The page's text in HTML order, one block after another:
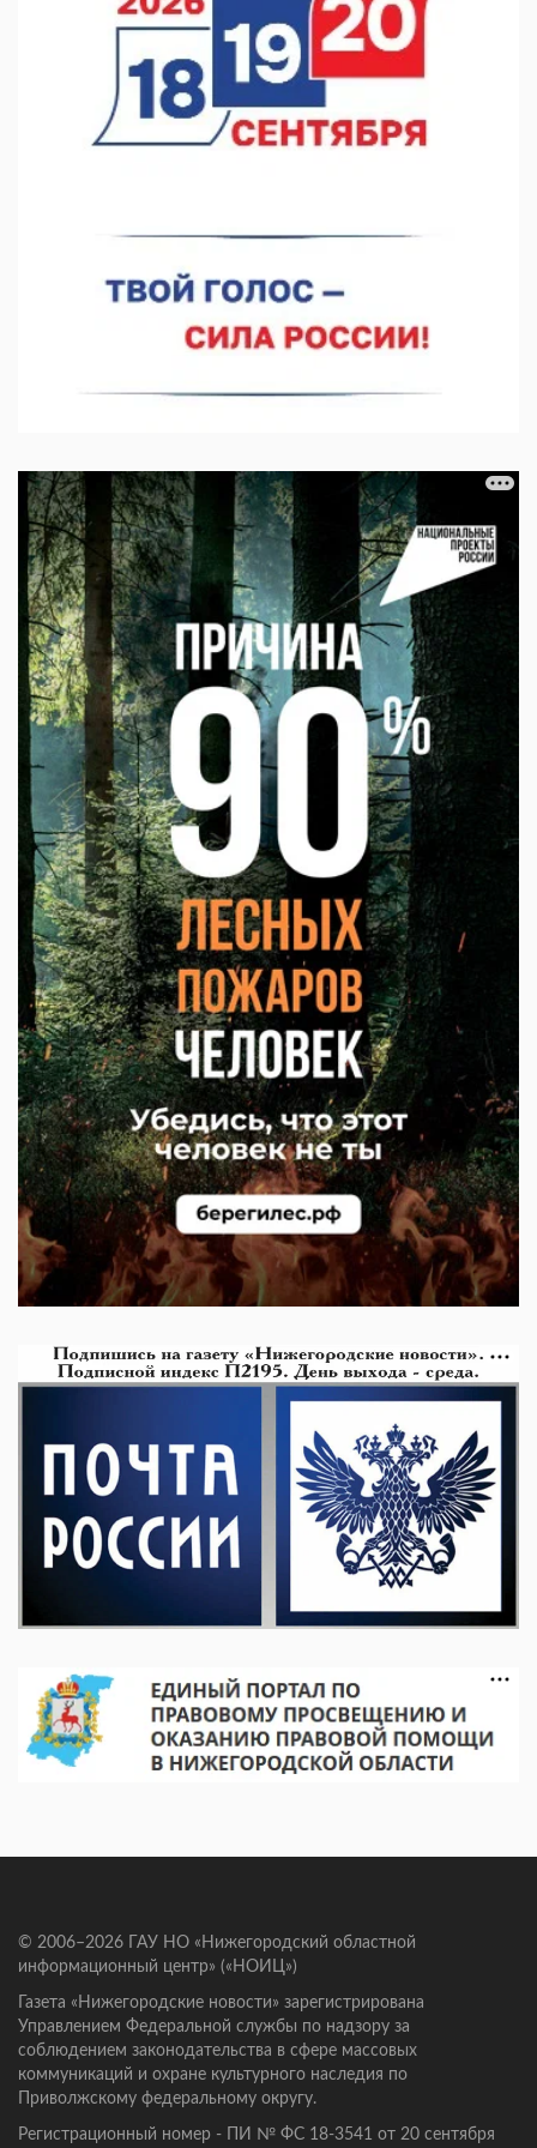
В Нижнем Новгороде прошло совещание Росгвардии
07.08.2026 12:04
© 2006–2026 ГАУ НО «Нижегородский областной
информационный центр» («НОИЦ»)
Газета «Нижегородские новости» зарегистрирована
Управлением Федеральной службы по надзору за
соблюдением законодательства в сфере массовых
коммуникаций и охране культурного наследия по
Приволжскому федеральному округу.
Регистрационный номер - ПИ № ФС 18-3541 от 20 сентября